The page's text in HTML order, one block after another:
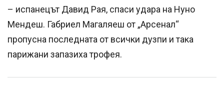
– испанецът Давид Рая, спаси удара на Нуно
Мендеш. Габриел Магаляеш от „Арсенал“
пропусна последната от всички дузпи и така
парижани запазиха трофея.